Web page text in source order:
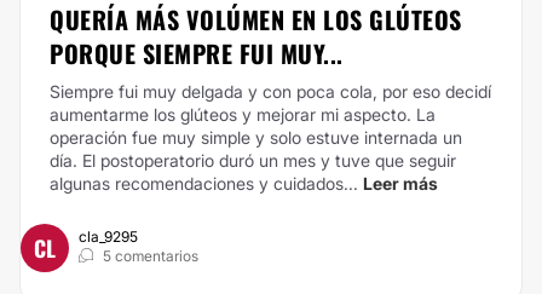
QUERÍA MÁS VOLÚMEN EN LOS GLÚTEOS
PORQUE SIEMPRE FUI MUY...
Siempre fui muy delgada y con poca cola, por eso decidí
aumentarme los glúteos y mejorar mi aspecto. La
operación fue muy simple y solo estuve internada un
día. El postoperatorio duró un mes y tuve que seguir
algunas recomendaciones y cuidados... Leer más
CL
cla_9295
5 comentarios